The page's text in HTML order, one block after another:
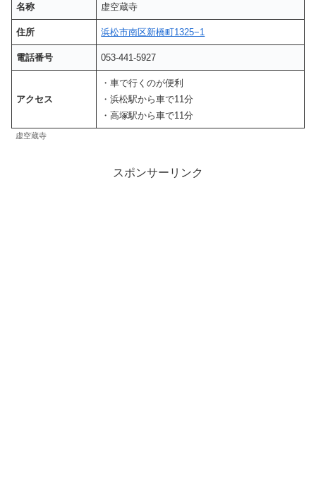
名称 虚空蔵寺
住所 浜松市南区新橋町1325−1
電話番号 053-441-5927
アクセス
・車で行くのが便利
・浜松駅から車で11分
・高塚駅から車で11分
虚空蔵寺
スポンサーリンク